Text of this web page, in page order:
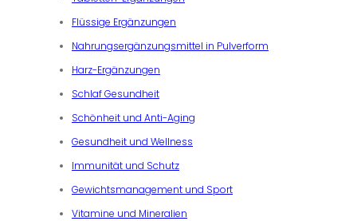
Flüssige Ergänzungen
Nahrungsergänzungsmittel in Pulverform
Harz-Ergänzungen
Schlaf Gesundheit
Schönheit und Anti-Aging
Gesundheit und Wellness
Immunität und Schutz
Gewichtsmanagement und Sport
Vitamine und Mineralien